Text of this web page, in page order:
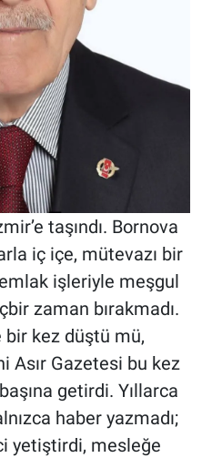
taşındı. Bornova
iç içe, mütevazı bir
işleriyle meşgul
zaman bırakmadı.
bir kez düştü mü,
Asır Gazetesi bu kez
getirdi. Yıllarca
haber yazmadı;
yetiştirdi, mesleğe